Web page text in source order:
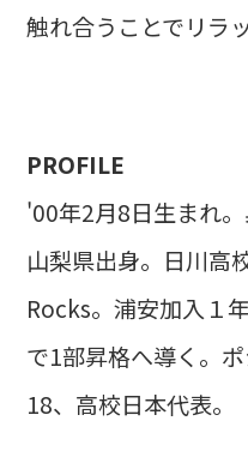
触れ合うことでリラ
PROFILE
'00年2月8日生まれ
山梨県出身。日川
Rocks。浦安加入１
で1部昇格へ導く。
18、高校日本代表。